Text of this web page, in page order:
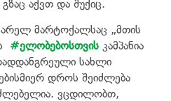
გზაც აქვთ და შუქიც.
მარტოქალსაც „მთის
#ელობებოსთვის კამპანია
სახლი
დროს შეიძლება
ვცდილობთ,